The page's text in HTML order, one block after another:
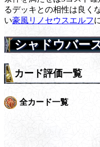
るデッキとの相性は良く
い豪風リノセウスエルフ
シャドウバー
カード評価一覧
全カード一覧